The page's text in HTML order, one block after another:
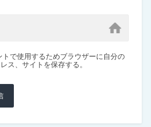
トで使用するためブラウザーに自分の
ス、サイトを保存する。